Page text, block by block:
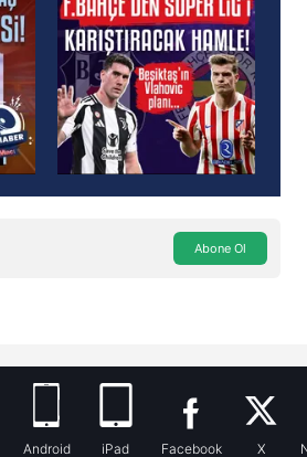
Abone Ol
Android iPad Facebook X